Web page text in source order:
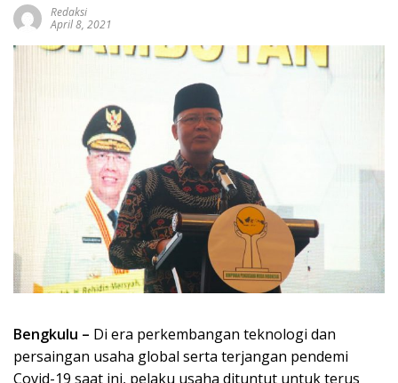
Redaksi
April 8, 2021
Bengkulu – Di era perkembangan teknologi dan
persaingan usaha global serta terjangan pendemi
Covid-19 saat ini, pelaku usaha dituntut untuk terus